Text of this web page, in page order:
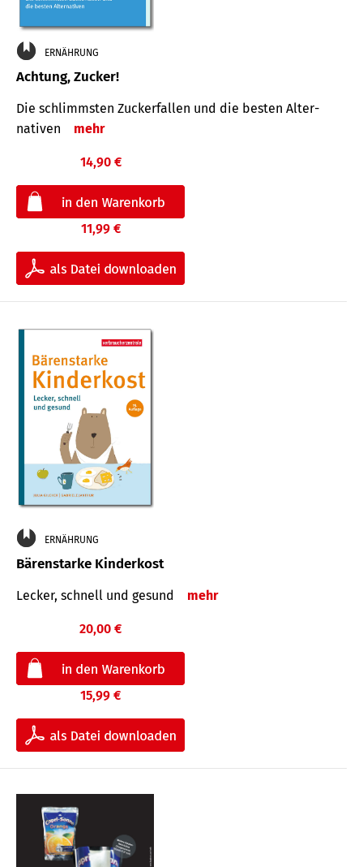
ERNÄHRUNG
Achtung, Zucker!
Die schlimmsten Zucker­fallen und die besten Alter­
nativen
mehr
14,90 €
11,99 €
ERNÄHRUNG
Bärenstarke Kinderkost
Lecker, schnell und gesund mehr
20,00 €
15,99 €